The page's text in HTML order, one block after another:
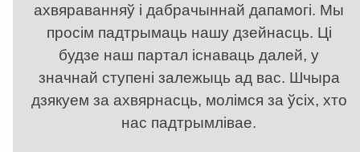
ахвяраванняў і дабрачыннай дапамогі. Мы
просім падтрымаць нашу дзейнасць. Ці
будзе наш партал існаваць далей, у
значнай ступені залежыць ад вас. Шчыра
дзякуем за ахвярнасць, молімся за ўсіх, хто
нас падтрымлівае.